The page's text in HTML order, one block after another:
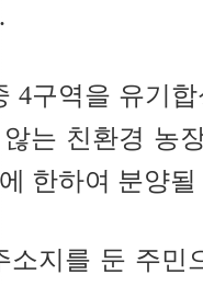
4구역을 유기
는 친환경 농
한하여 분양
지를 둔 주민